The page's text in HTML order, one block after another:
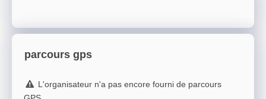
parcours gps
L'organisateur n'a pas encore fourni de parcours